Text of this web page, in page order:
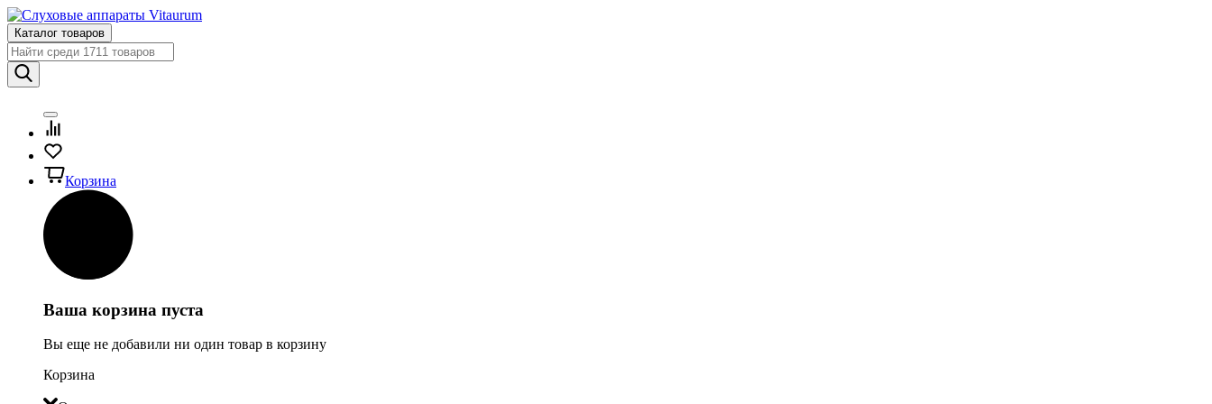
Каталог товаров
Корзина
Ваша корзина пуста
Вы еще не добавили ни один товар в корзину
Корзина